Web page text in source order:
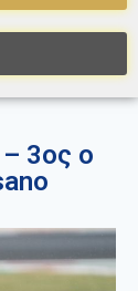
3ος ο